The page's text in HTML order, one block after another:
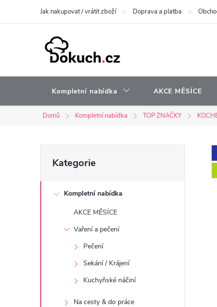
Jak nakupovat / vrátit zboží Doprava a platba
Kompletní nabídka AKCE MĚSÍCE
Domů Kompletní nabídka TOP ZNAČKY
o
kategorie
Kategorie
Kompletní nabídka
AKCE MĚSÍCE
Vaření a pečení
Pečení
Sekání / Krájení
Kuchyňské náčiní
Na cesty & do práce